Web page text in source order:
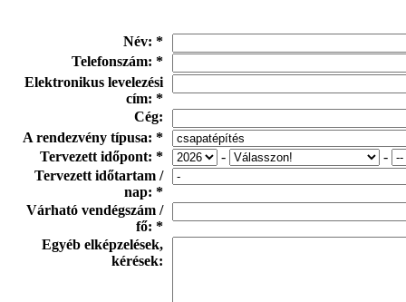
Név: *
Telefonszám: *
Elektronikus levelezési
cím: *
Cég:
A rendezvény típusa: *
Tervezett időpont: *
-
-
Tervezett időtartam /
nap: *
Várható vendégszám /
fő: *
Egyéb elképzelések,
kérések: